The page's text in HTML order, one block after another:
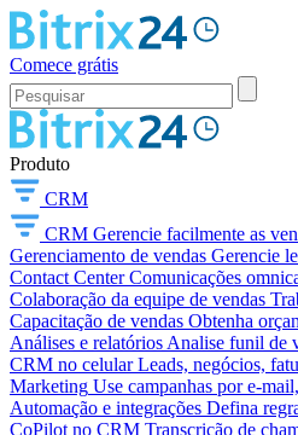
Comece grátis
Produto
CRM
CRM Gerencie facilmente as
Gerenciamento de vendas Gerencie
Contact Center Comunicações
Colaboração da equipe de vendas
Capacitação de vendas Obtenha
Análises e relatórios Analise funil de
CRM no celular Leads, negócios,
Marketing Use campanhas por e-
Automação e integrações Defina
CoPilot no CRM Transcrição de